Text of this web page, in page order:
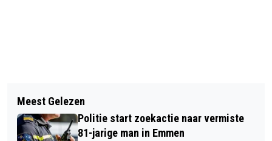
CLUBNU TERUG NAAR EMMEN: “EVEN
GEEN TO-DO’S, ALLEEN MUZIEK,
GEZELLIGHEID EN GENIETEN”
VROUW GEWOND BIJ FORS ONGEVAL
OP N34
Meest Gelezen
Politie start zoekactie naar vermiste
81-jarige man in Emmen